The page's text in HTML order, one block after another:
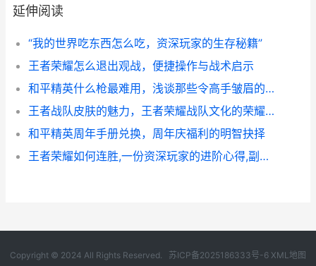
延伸阅读
“我的世界吃东西怎么吃，资深玩家的生存秘籍”
王者荣耀怎么退出观战，便捷操作与战术启示
和平精英什么枪最难用，浅谈那些令高手皱眉的武器
王者战队皮肤的魅力，王者荣耀战队文化的荣耀象征
和平精英周年手册兑换，周年庆福利的明智抉择
王者荣耀如何连胜,一份资深玩家的进阶心得,副标题为从单局技巧到全局战略的蜕变之路
Copyright © 2024 All Rights Reserved. 苏ICP备2025186333号-6 XML地图